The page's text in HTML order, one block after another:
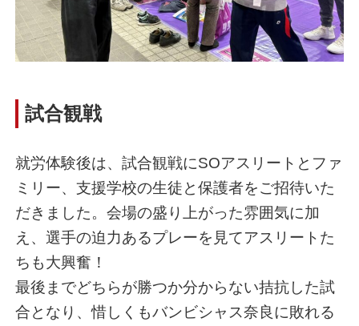
試合観戦
就労体験後は、試合観戦にSOアスリートとファ
ミリー、支援学校の生徒と保護者をご招待いた
だきました。会場の盛り上がった雰囲気に加
え、選手の迫力あるプレーを見てアスリートた
ちも大興奮！
最後までどちらが勝つか分からない拮抗した試
合となり、惜しくもバンビシャス奈良に敗れる